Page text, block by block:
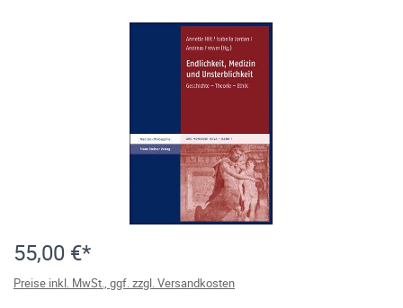
55,00 €*
Preise inkl. MwSt., ggf. zzgl. Versandkosten